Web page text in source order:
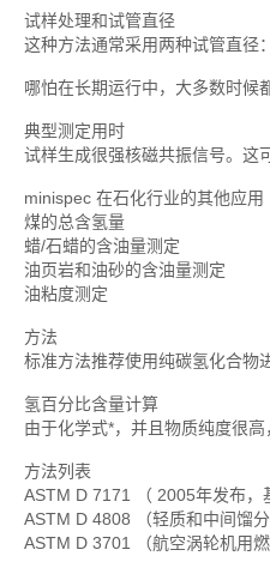
试样处理和试管直径
这种方法通常采用两种试管直径
哪怕在长期运行中，大多数时候
典型测定用时
试样生成很强核磁共振信号。这
minispec 在石化行业的其他应用
煤的总含氢量
蜡/石蜡的含油量测定
油页岩和油砂的含油量测定
油粘度测定
方法
标准方法推荐使用纯碳氢化合物
氢百分比含量计算
由于化学式*，并且物质纯度很
方法列表
ASTM D 7171 （ 2005年发布，
ASTM D 4808 （轻质和中间馏分
ASTM D 3701 （航空涡轮机用燃